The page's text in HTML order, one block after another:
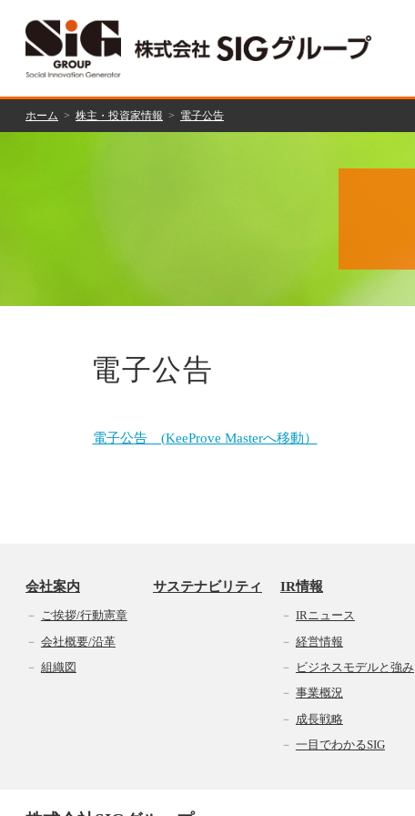
ホーム 株主・投資家情報 電子公告
電子公告
電子公告 (KeeProve Masterへ移動）
会社案内
ご挨拶/行動憲章
会社概要/沿革
組織図
サステナビリティ IR情報
IRニュース
経営情報
ビジネスモデルと強み
事業概況
成長戦略
一目でわかるSIG